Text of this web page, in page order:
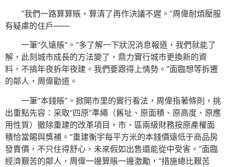
“我們一路算算賬，算清了再作決議不遲。”周偉耐煩壓服
有疑慮的住戶——
一筆“久遠賬”。“多了解一下狀況消息報道，我們就能了
解，此刻城市成長的方法變了，鼎力實行城市更換新的資
料，不搞年夜拆年夜建。我們要跟得上情勢。”面臨想等拆遷
的鄰人，周偉勸道。
一筆“本錢賬”。掀開市里的實行看法，周偉指著條則，挑
出重點先容：采取“四原”準繩（舊址、原面積、原高度、原應
用性質）撤除重建的改革項目，市、區兩級財務按原產權面
積恰當賜與獎補。“重建衡宇每平方米的本錢價遠低于商品房
發賣價，不只住得舒心，未來假如出售還能從中受害。”面臨
經濟艱苦的鄰人，周偉一邊算賬一邊激勵，“措施總比艱苦